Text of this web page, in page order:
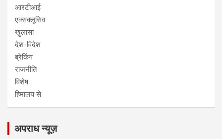
आरटीआई
एक्सक्लूसिव
खुलासा
देश-विदेश
ब्रेकिंग
राजनीति
विशेष
हिमालय से
अपराध न्यूज़